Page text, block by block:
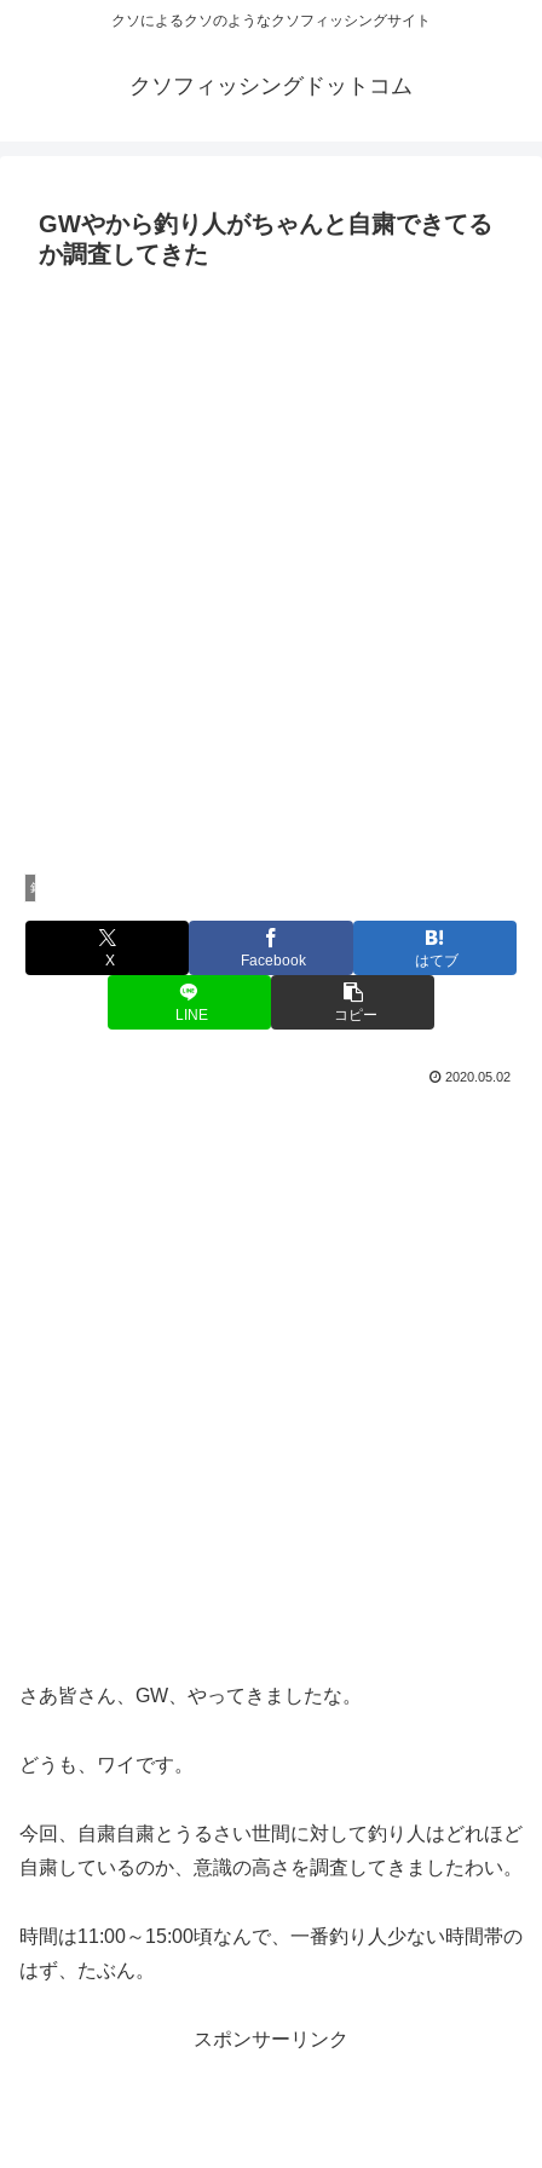
クソによるクソのようなクソフィッシングサイト
クソフィッシングドットコム
GWやから釣り人がちゃんと自粛できてる
か調査してきた
釣り場
X Facebook はてブ
LINE コピー
2020.05.02
さあ皆さん、GW、やってきましたな。
どうも、ワイです。
今回、自粛自粛とうるさい世間に対して釣り人はどれほど
自粛しているのか、意識の高さを調査してきましたわい。
時間は11:00～15:00頃なんで、一番釣り人少ない時間帯の
はず、たぶん。
スポンサーリンク